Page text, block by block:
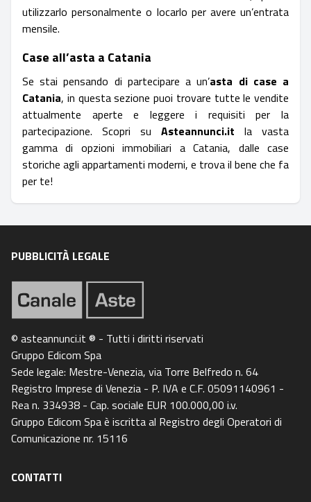
utilizzarlo personalmente o locarlo per avere un’entrata
mensile.
Case all’asta a Catania
Se stai pensando di partecipare a un’asta di case a
Catania, in questa sezione puoi trovare tutte le vendite
attualmente aperte e leggere i requisiti per la
partecipazione. Scopri su Asteannunci.it la vasta
gamma di opzioni immobiliari a Catania, dalle case
storiche agli appartamenti moderni, e trova il bene che fa
per te!
PUBBLICITÀ LEGALE
© asteannunci.it ® - Tutti i diritti riservati
Gruppo Edicom Spa
Sede legale: Mestre-Venezia, via Torre Belfredo n. 64
Registro Imprese di Venezia - P. IVA e C.F. 05091140961 -
Rea n. 334938 - Cap. sociale EUR 100.000,00 i.v.
Gruppo Edicom Spa è iscritta al Registro degli Operatori di
Comunicazione nr. 15116
CONTATTI